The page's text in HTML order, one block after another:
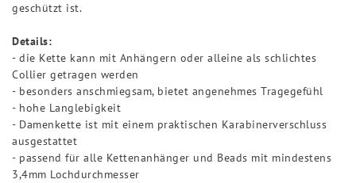
geschützt ist.
Details:
- die Kette kann mit Anhängern oder alleine als schlichtes
Collier getragen werden
- besonders anschmiegsam, bietet angenehmes Tragegefühl
- hohe Langlebigkeit
- Damenkette ist mit einem praktischen Karabinerverschluss
ausgestattet
- passend für alle Kettenanhänger und Beads mit mindestens
3,4mm Lochdurchmesser